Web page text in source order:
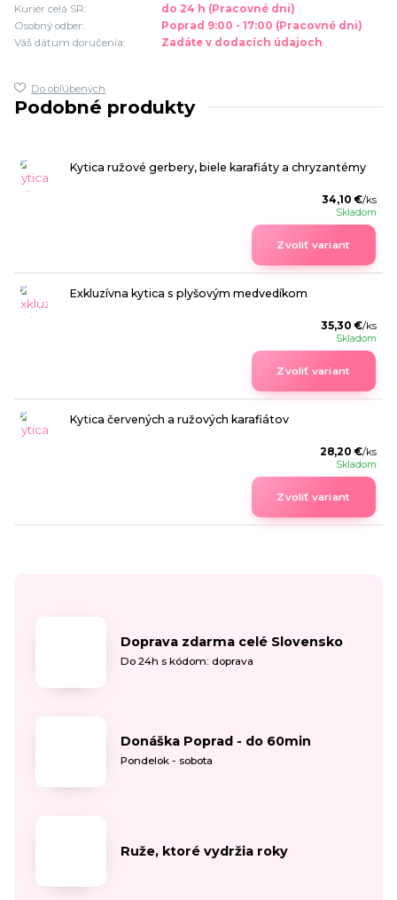
Kuriér celá SR:
do 24 h (Pracovné dni)
Osobný odber:
Poprad 9:00 - 17:00 (Pracovné dni)
Váš dátum doručenia:
Zadáte v dodacích údajoch
Do obľúbených
Podobné produkty
Kytica ružové gerbery, biele karafiáty a chryzantémy
34,10 €/ks
Skladom
Zvoliť variant
Exkluzívna kytica s plyšovým medvedíkom
35,30 €/ks
Skladom
Zvoliť variant
Kytica červených a ružových karafiátov
28,20 €/ks
Skladom
Zvoliť variant
Doprava zdarma celé Slovensko
Do 24h s kódom: doprava
Donáška Poprad - do 60min
Pondelok - sobota
Ruže, ktoré vydržia roky